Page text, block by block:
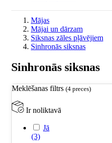
Mājas
Mājai un dārzam
Siksnas zāles pļāvējiem
Sinhronās siksnas
Sinhronās siksnas
Meklēšanas filtrs (4 preces)
Ir noliktavā
Jā
(3)